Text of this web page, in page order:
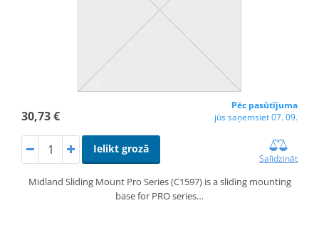
30,73 €
Pēc pasūtījuma
jūs saņemsiet 07. 09.
Ielikt grozā
Salīdzināt
Midland Sliding Mount Pro Series (C1597) is a sliding mounting
base for PRO series…